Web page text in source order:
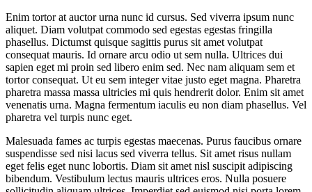
Enim tortor at auctor urna nunc id cursus. Sed viverra ipsum nunc
aliquet. Diam volutpat commodo sed egestas egestas fringilla
phasellus. Dictumst quisque sagittis purus sit amet volutpat
consequat mauris. Id ornare arcu odio ut sem nulla. Ultrices dui
sapien eget mi proin sed libero enim sed. Nec nam aliquam sem et
tortor consequat. Ut eu sem integer vitae justo eget magna. Pharetra
pharetra massa massa ultricies mi quis hendrerit dolor. Enim sit amet
venenatis urna. Magna fermentum iaculis eu non diam phasellus. Vel
pharetra vel turpis nunc eget.
Malesuada fames ac turpis egestas maecenas. Purus faucibus ornare
suspendisse sed nisi lacus sed viverra tellus. Sit amet risus nullam
eget felis eget nunc lobortis. Diam sit amet nisl suscipit adipiscing
bibendum. Vestibulum lectus mauris ultrices eros. Nulla posuere